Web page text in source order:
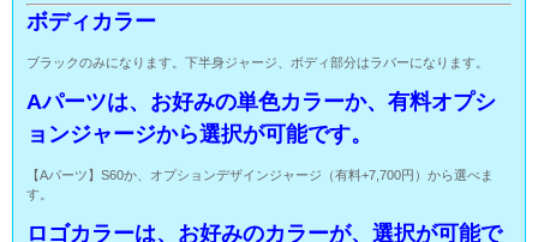
ボディカラー
ブラックのみになります。下半身ジャージ、ボディ部分はラバーになります。
Aパーツは、お好みの単色カラーか、有料オプシ
ョンジャージから選択が可能です。
【Aパーツ】S60か、オプションデザインジャージ（有料+7,700円）から選べま
す。
ロゴカラーは、お好みのカラーが、選択が可能で